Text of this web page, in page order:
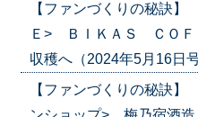
【ファンづくりの秘訣
Ｅ> ＢＩＫＡＳ ＣＯＦ
収穫へ（2024年5月16日
【ファンづくりの秘訣